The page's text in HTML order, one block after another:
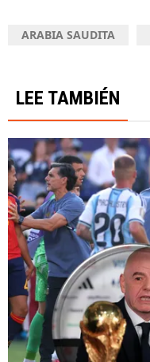
ARABIA SAUDITA
LEE TAMBIÉN